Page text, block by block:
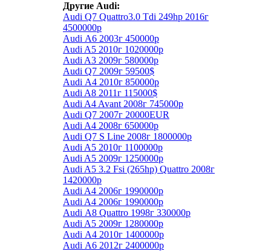
Другие Audi:
Audi Q7 Quattro3.0 Tdi 249hp 2016г
4500000р
Audi А6 2003г 450000р
Audi A5 2010г 1020000р
Audi A3 2009г 580000р
Audi Q7 2009г 59500$
Audi А4 2010г 850000р
Audi A8 2011г 115000$
Audi A4 Avant 2008г 745000р
Audi Q7 2007г 20000EUR
Audi A4 2008г 650000р
Audi Q7 S Line 2008г 1800000р
Audi A5 2010г 1100000р
Audi A5 2009г 1250000р
Audi A5 3.2 Fsi (265hp) Quattro 2008г
1420000р
Audi A4 2006г 1990000р
Audi A4 2006г 1990000р
Audi А8 Quattro 1998г 330000р
Audi A5 2009г 1280000р
Audi А4 2010г 1400000р
Audi А6 2012г 2400000р